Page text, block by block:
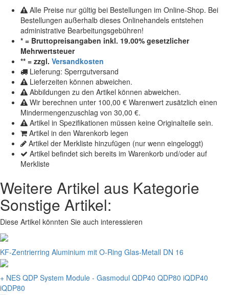
Alle Preise nur gültig bei Bestellungen im Online-Shop. Bei
Bestellungen außerhalb dieses Onlinehandels entstehen
administrative Bearbeitungsgebühren!
* = Bruttopreisangaben inkl. 19.00% gesetzlicher
Mehrwertsteuer
** = zzgl. Versandkosten
Lieferung: Sperrgutversand
Lieferzeiten können abweichen.
Abbildungen zu den Artikel können abweichen.
Wir berechnen unter 100,00 € Warenwert zusätzlich einen
Mindermengenzuschlag von 30,00 €.
Artikel in Spezifikationen müssen keine Originalteile sein.
Artikel in den Warenkorb legen
Artikel der Merkliste hinzufügen (nur wenn eingeloggt)
Artikel befindet sich bereits im Warenkorb und/oder auf
Merkliste
Weitere Artikel aus Kategorie
Sonstige Artikel:
Diese Artikel könnten Sie auch interessieren
KF-Zentrierring Aluminium mit O-Ring Glas-Metall DN 16
+ NES QDP System Module - Gasmodul QDP40 QDP80 iQDP40
iQDP80